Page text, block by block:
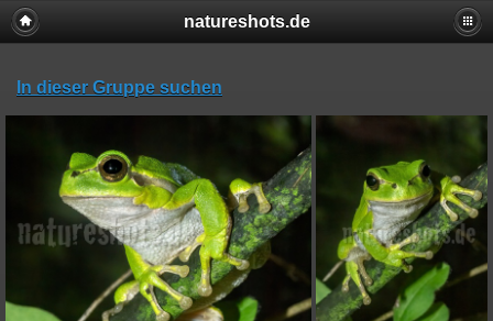
natureshots.de
In dieser Gruppe suchen